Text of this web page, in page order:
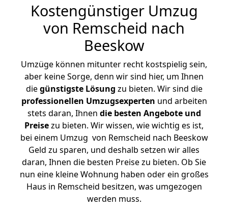
Kostengünstiger Umzug
von Remscheid nach
Beeskow
Umzüge können mitunter recht kostspielig sein,
aber keine Sorge, denn wir sind hier, um Ihnen
diegünstigste Lösung zu bieten. Wir sind die
professionellen Umzugsexperten und arbeiten
stets daran, Ihnen die besten Angebote und
Preisezu bieten. Wir wissen, wie wichtig es ist,
bei einem Umzug von Remscheid nach Beeskow
Geld zu sparen, und deshalb setzen wir alles
daran, Ihnen die besten Preise zu bieten. Ob Sie
nun eine kleine Wohnung haben oder ein großes
Haus in Remscheid besitzen, was umgezogen
werden muss.